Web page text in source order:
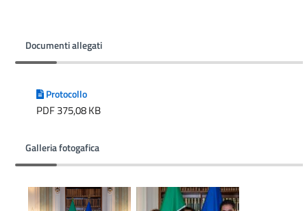
Documenti allegati
Protocollo
PDF 375,08 KB
Galleria fotogafica